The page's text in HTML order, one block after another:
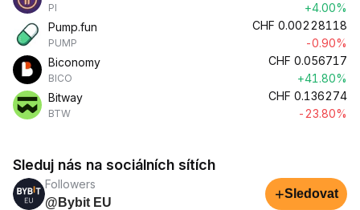
PI
+4.00%
Pump.fun
PUMP
CHF 0.00228118
-0.90%
Biconomy
BICO
CHF 0.056717
+41.80%
Bitway
BTW
CHF 0.136274
-23.80%
Sleduj nás na sociálních sítích
Followers
@Bybit EU
+Sledovat